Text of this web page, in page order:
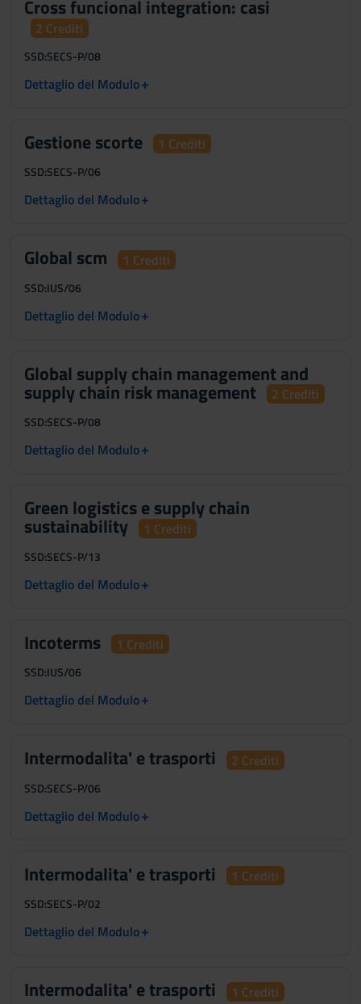
Cross funcional integration: casi
2 Crediti
SSD:SECS-P/08
Dettaglio del Modulo+
Gestione scorte 1 Crediti
SSD:SECS-P/06
Dettaglio del Modulo+
Global scm 1 Crediti
SSD:IUS/06
Dettaglio del Modulo+
Global supply chain management and
supply chain risk management 2 Crediti
SSD:SECS-P/08
Dettaglio del Modulo+
Green logistics e supply chain
sustainability 1 Crediti
SSD:SECS-P/13
Dettaglio del Modulo+
Incoterms 1 Crediti
SSD:IUS/06
Dettaglio del Modulo+
Intermodalita' e trasporti 2 Crediti
SSD:SECS-P/06
Dettaglio del Modulo+
Intermodalita' e trasporti 1 Crediti
SSD:SECS-P/02
Dettaglio del Modulo+
Intermodalita' e trasporti 1 Crediti